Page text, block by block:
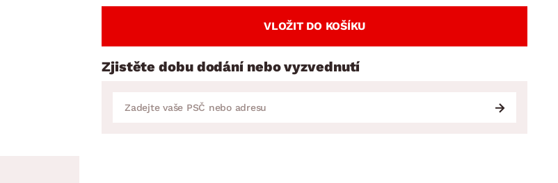
VLOŽIT DO KOŠÍKU
Zjistěte dobu dodání nebo vyzvednutí